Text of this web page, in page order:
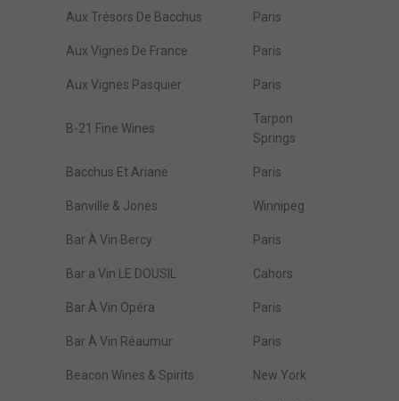
Aux Trésors De Bacchus Paris
Aux Vignes De France Paris
Aux Vignes Pasquier Paris
B-21 Fine Wines
Tarpon
Springs
Bacchus Et Ariane Paris
Banville & Jones Winnipeg
Bar À Vin Bercy Paris
Bar a Vin LE DOUSIL Cahors
Bar À Vin Opéra Paris
Bar À Vin Réaumur Paris
Beacon Wines & Spirits New York